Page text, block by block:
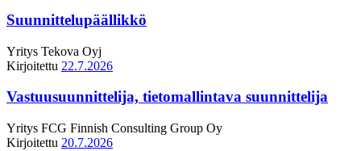
Suunnittelupäällikkö
Yritys Tekova Oyj
Kirjoitettu 22.7.2026
Vastuusuunnittelija, tietomallintava suunnittelija
Yritys FCG Finnish Consulting Group Oy
Kirjoitettu 20.7.2026